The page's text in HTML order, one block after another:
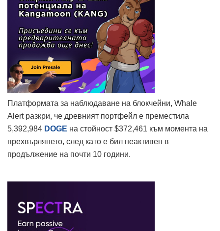
Платформата за наблюдаване на блокчейни, Whale
Alert разкри, че древният портфейл е преместила
5,392,984 DOGE на стойност $372,461 към момента на
прехвърлянето, след като е бил неактивен в
продължение на почти 10 години.